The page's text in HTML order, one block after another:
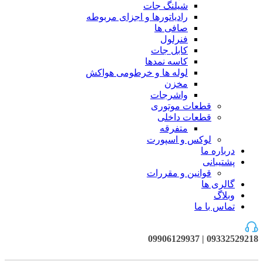
شیلنگ جات
رادیاتورها و اجزای مربوطه
صافی ها
فنرلول
کابل جات
کاسه نمدها
لوله ها و خرطومی هواکش
مخزن
واشرجات
قطعات موتوری
قطعات داخلی
متفرقه
لوکس و اسپورت
درباره ما
پشتیبانی
قوانین و مقررات
گالری ها
وبلاگ
تماس با ما
09332529218 | 09906129937